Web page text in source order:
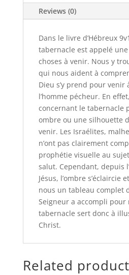
Reviews (0)
Dans le livre d’Hébreux
tabernacle est appelé
choses à venir. Nous y
qui nous aident à
Dieu s’y prend pour venir
l’homme pécheur. En
concernant le tabernacle
ombre ou une silhouette
venir. Les Israélites,
n’ont pas clairement
prophétie visuelle au
salut. Cependant, depuis
Jésus, l’ombre s’éclaircie
nous un tableau complet
Seigneur a accompli pour
tabernacle sert donc à
Christ.
Related